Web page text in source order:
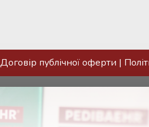
Договір публічної оферти |